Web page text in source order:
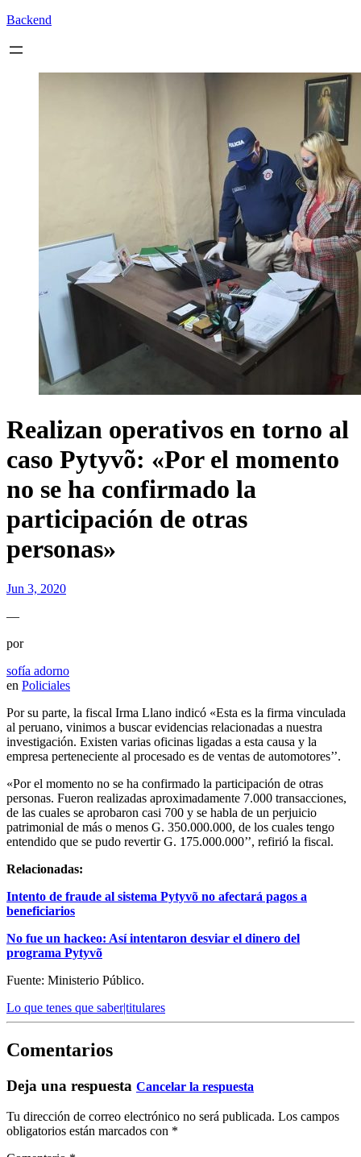
Backend
Realizan operativos en torno al
caso Pytyvõ: «Por el momento
no se ha confirmado la
participación de otras
personas»
Jun 3, 2020
—
por
sofía adorno
en Policiales
Por su parte, la fiscal Irma Llano indicó «Esta es la firma vinculada
al peruano, vinimos a buscar evidencias relacionadas a nuestra
investigación. Existen varias oficinas ligadas a esta causa y la
empresa perteneciente al procesado es de ventas de automotores’’.
«Por el momento no se ha confirmado la participación de otras
personas. Fueron realizadas aproximadamente 7.000 transacciones,
de las cuales se aprobaron casi 700 y se habla de un perjuicio
patrimonial de más o menos G. 350.000.000, de los cuales tengo
entendido que se pudo revertir G. 175.000.000’’, refirió la fiscal.
Relacionadas:
Intento de fraude al sistema Pytyvõ no afectará pagos a
beneficiarios
No fue un hackeo: Así intentaron desviar el dinero del
programa Pytyvõ
Fuente: Ministerio Público.
Lo que tenes que saber|titulares
Comentarios
Deja una respuesta Cancelar la respuesta
Tu dirección de correo electrónico no será publicada. Los campos
obligatorios están marcados con *